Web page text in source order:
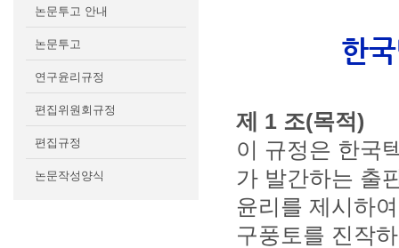
논문투고 안내
논문투고
연구윤리규정
편집위원회규정
편집규정
논문작성양식
한
제 1 조(목적)
이 규정은 한국
가 발간하는 출
윤리를 제시하
구풍토를 진작